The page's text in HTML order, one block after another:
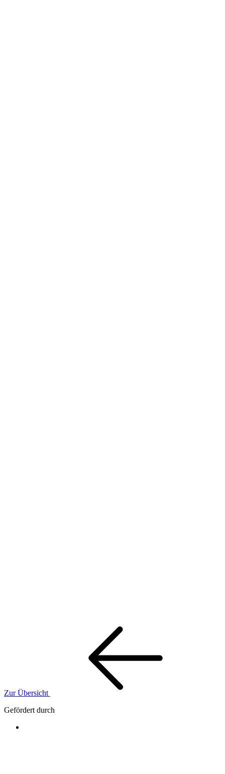
Zur Übersicht
Gefördert durch